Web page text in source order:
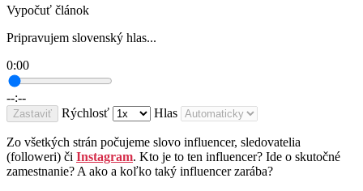
Vypočuť článok
Pripravujem slovenský hlas...
0:00
--:--
Zastaviť Rýchlosť Hlas
Zo všetkých strán počujeme slovo influencer, sledovatelia
(followeri) či Instagram. Kto je to ten influencer? Ide o skutočné
zamestnanie? A ako a koľko taký influencer zarába?